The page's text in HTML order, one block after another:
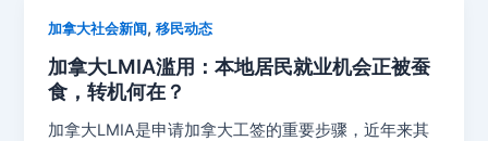
加拿大社会新闻 ,移民动态
加拿大LMIA滥用：本地居民就业机会正被蚕
食，转机何在？
加拿大LMIA是申请加拿大工签的重要步骤，近年来其